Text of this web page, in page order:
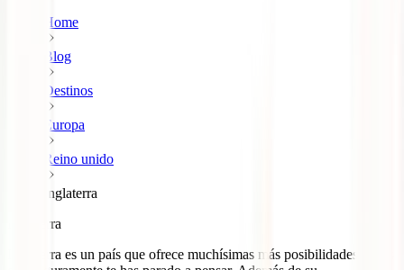
Home
Blog
Destinos
Europa
Reino unido
Inglaterra
Inglaterra
Inglaterra es un país que ofrece muchísimas más posibilidades de las